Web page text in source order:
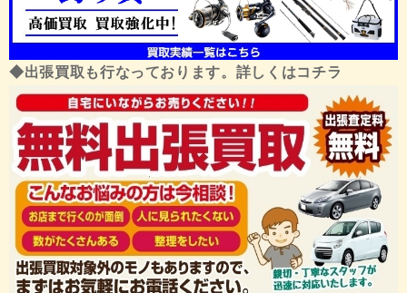
◆出張買取も行なっております。詳しくはコチラ